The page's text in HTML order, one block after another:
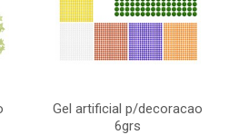
Gel artificial p/decoracao
6grs